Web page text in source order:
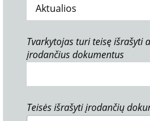
Tvarkytojas turi teisę išrašyti
įrodančius dokumentus
Teisės išrašyti įrodančių